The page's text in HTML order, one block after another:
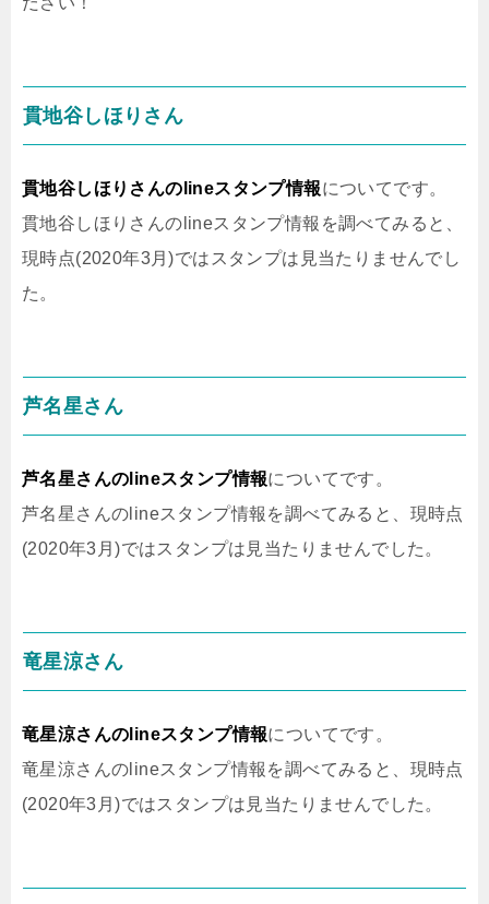
貫地谷しほりさん
貫地谷しほりさんのlineスタンプ情報についてです。
貫地谷しほりさんのlineスタンプ情報を調べてみると、
現時点(2020年3月)ではスタンプは見当たりませんでし
た。
芦名星さん
芦名星さんのlineスタンプ情報についてです。
芦名星さんのlineスタンプ情報を調べてみると、現時点
(2020年3月)ではスタンプは見当たりませんでした。
竜星涼さん
竜星涼さんのlineスタンプ情報についてです。
竜星涼さんのlineスタンプ情報を調べてみると、現時点
(2020年3月)ではスタンプは見当たりませんでした。